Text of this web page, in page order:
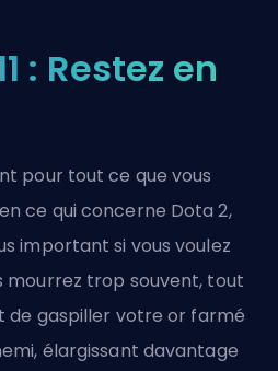
: Restez en
pour tout ce que vous
ce qui concerne Dota 2,
important si vous voulez
mourrez trop souvent, tout
de gaspiller votre or farmé
élargissant davantage